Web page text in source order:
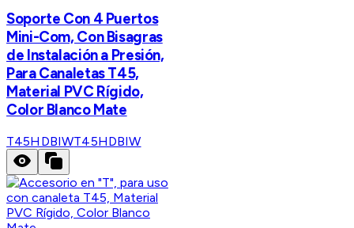
Soporte Con 4 Puertos
Mini-Com, Con Bisagras
de Instalación a Presión,
Para Canaletas T45,
Material PVC Rígido,
Color Blanco Mate
T45HDBIWT45HDBIW